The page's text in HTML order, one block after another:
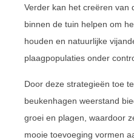
Verder kan het creëren van
binnen de tuin helpen om
houden en natuurlijke
plaagpopulaties onder
Door deze strategieën toe
beukenhagen weerstand
groei en plagen, waardoor
mooie toevoeging vormen